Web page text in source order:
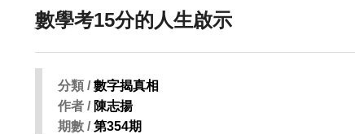
數學考15分的人生啟示
分類 /數字揭真相
作者 / 陳志揚
期數 /第354期